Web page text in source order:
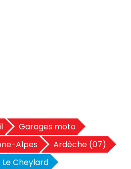
Garages moto
Alpes
Ardèche (07)
Le Cheylard